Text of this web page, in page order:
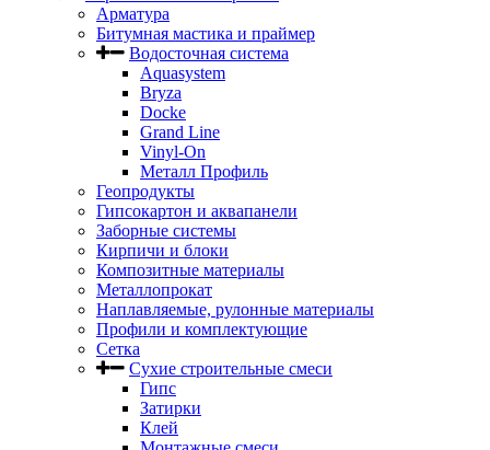
Арматура
Битумная мастика и праймер
Водосточная система
Aquasystem
Bryza
Docke
Grand Line
Vinyl-On
Металл Профиль
Геопродукты
Гипсокартон и аквапанели
Заборные системы
Кирпичи и блоки
Композитные материалы
Металлопрокат
Наплавляемые, рулонные материалы
Профили и комплектующие
Сетка
Сухие строительные смеси
Гипс
Затирки
Клей